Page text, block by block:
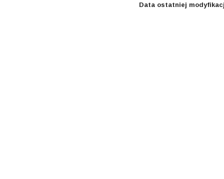
Data ostatniej